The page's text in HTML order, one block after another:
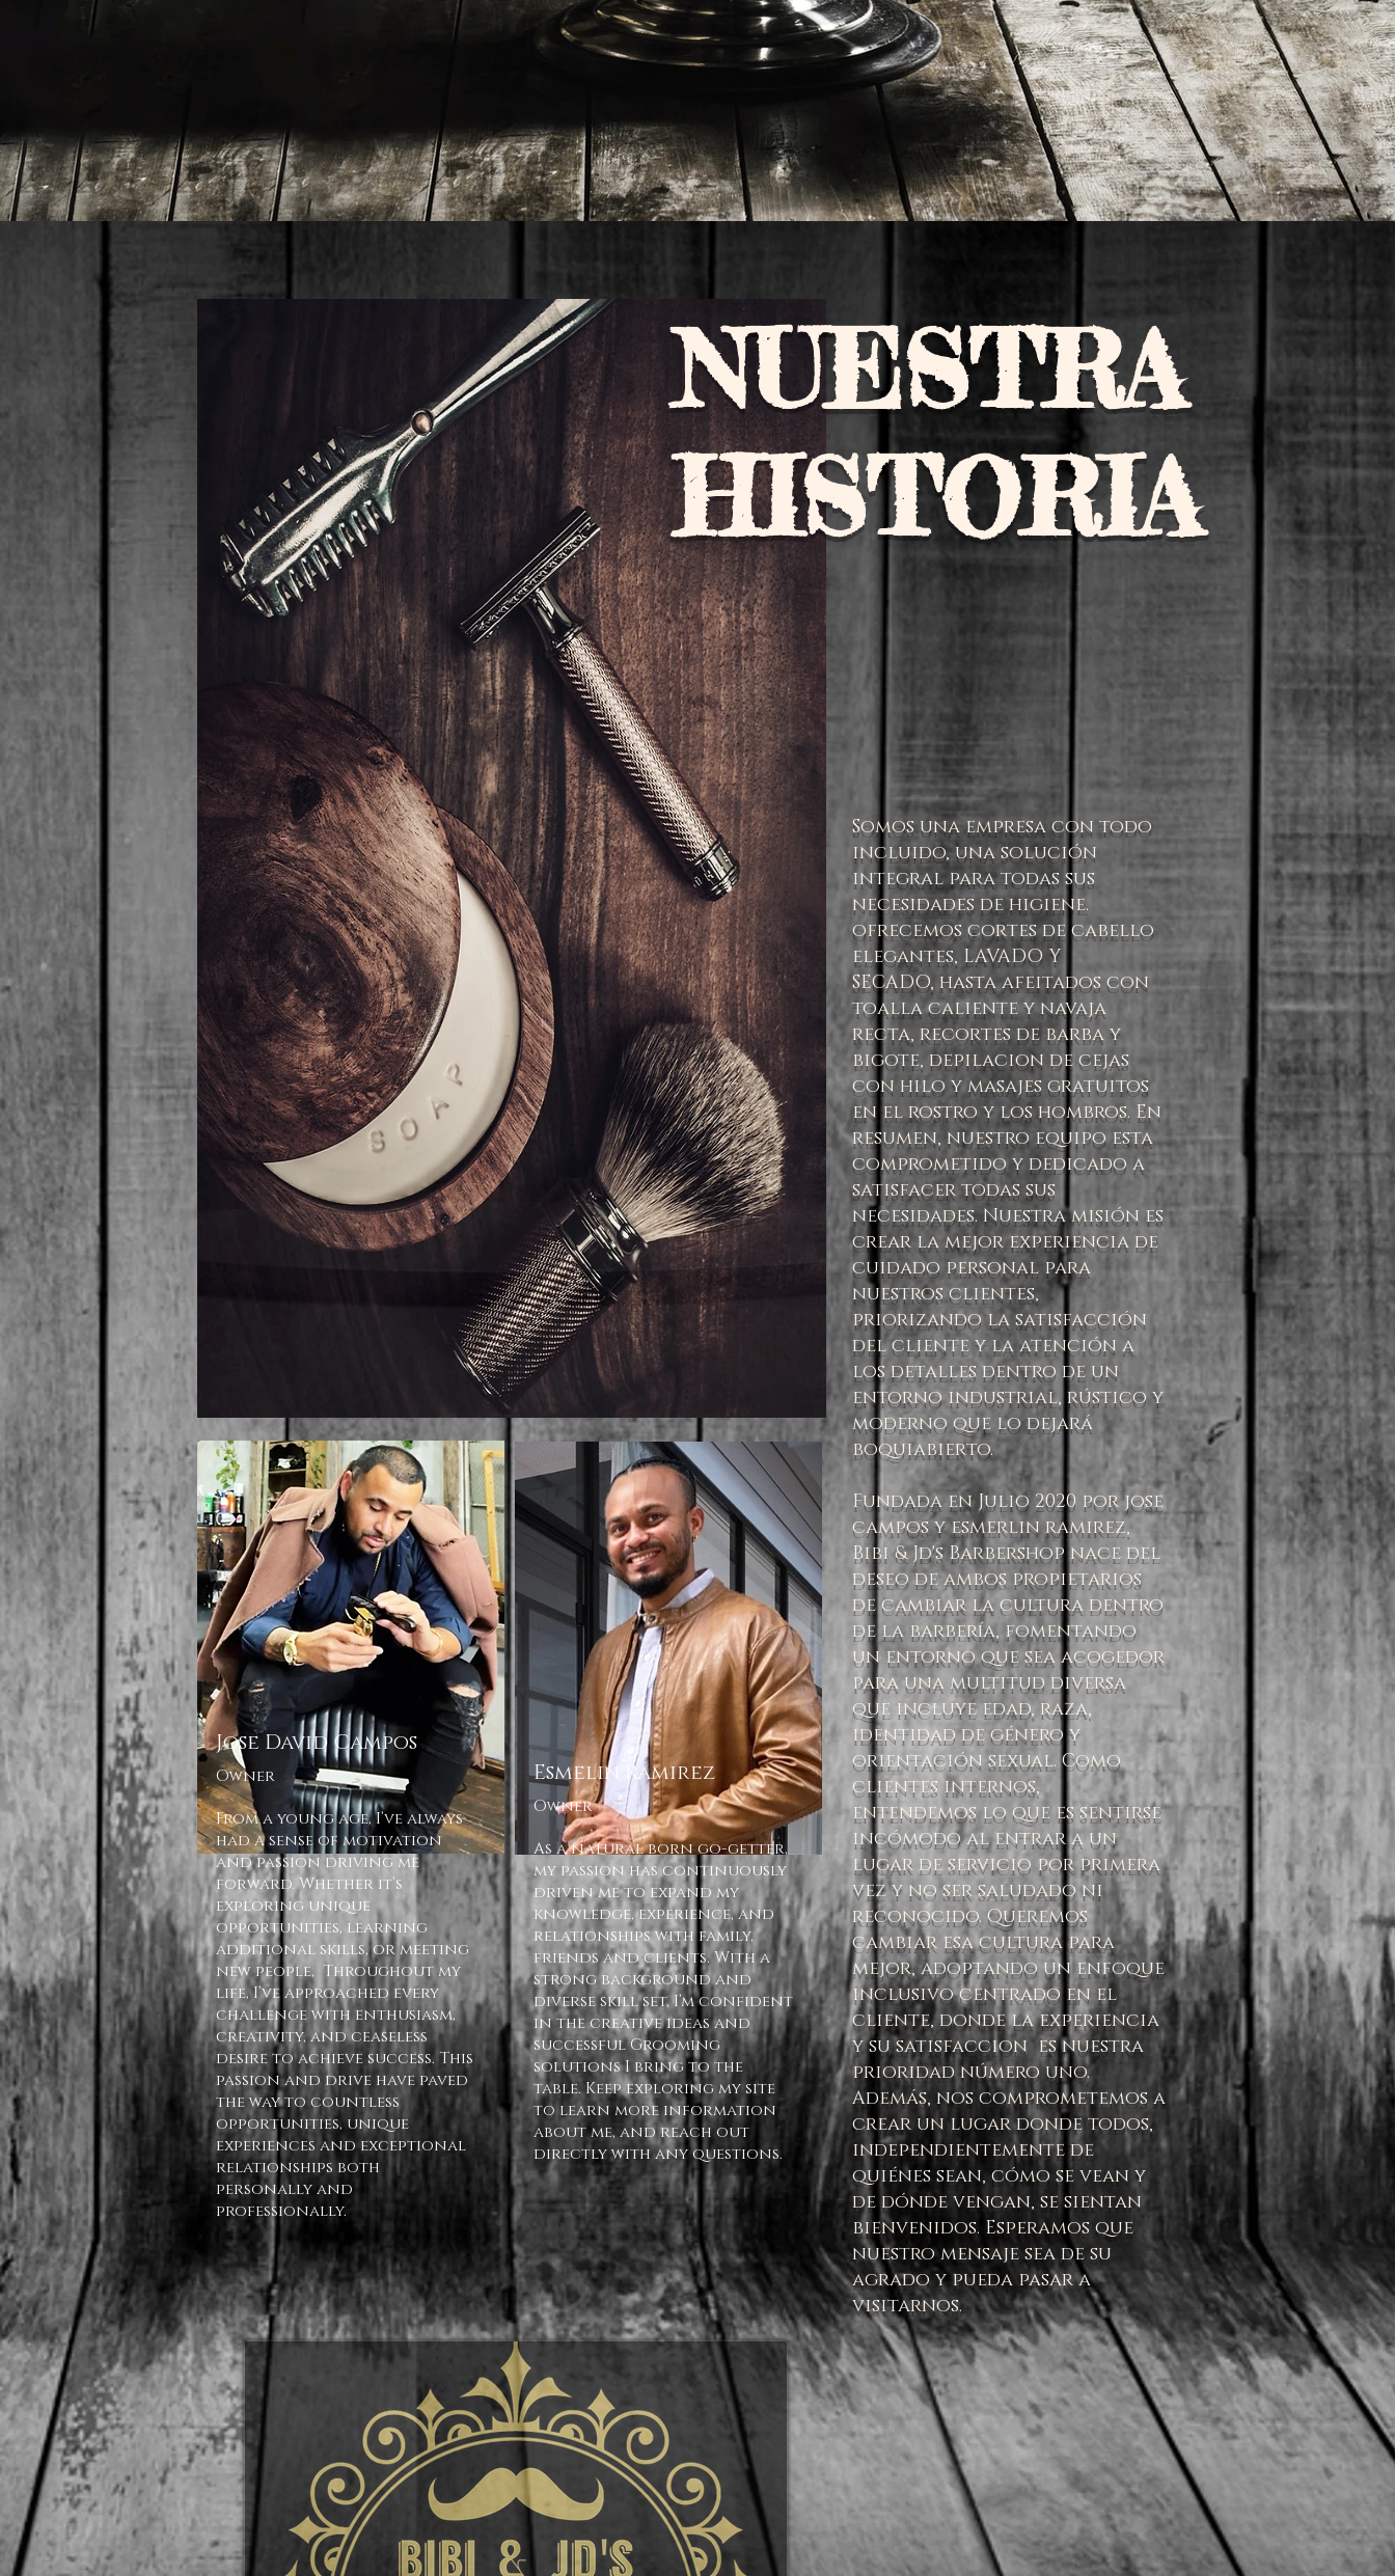
Somos una empresa con todo
incluido, una solución
integral para todas sus
necesidades de higiene.
ofrecemos cortes de cabello
elegantes, LAVADO Y
SECADO, hasta afeitados con
toalla caliente y navaja
recta, recortes de barba y
bigote, depilacion de cejas
con hilo y masajes gratuitos
en el rostro y los hombros. En
resumen, nuestro equipo esta
comprometido y dedicado a
satisfacer todas sus
necesidades. Nuestra misión es
crear la mejor experiencia de
cuidado personal para
nuestros clientes,
priorizando la satisfacción
del cliente y la atención a
los detalles dentro de un
entorno industrial, rústico y
moderno que lo dejará
boquiabierto.
Fundada en Julio 2020 por jose
campos y esmerlin ramirez,
Bibi & Jd's Barbershop nace del
deseo de ambos propietarios
de cambiar la cultura dentro
de la barbería, fomentando
un entorno que sea acogedor
para una multitud diversa
que incluye edad, raza,
identidad de género y
orientación sexual. Como
clientes internos,
entendemos lo que es sentirse
incómodo al entrar a un
lugar de servicio por primera
vez y no ser saludado ni
reconocido. Queremos
cambiar esa cultura para
mejor, adoptando un enfoque
inclusivo centrado en el
cliente, donde la experiencia
y su satisfaccion es nuestra
prioridad número uno.
Además, nos comprometemos a
crear un lugar donde todos,
independientemente de
quiénes sean, cómo se vean y
de dónde vengan, se sientan
bienvenidos. Esperamos que
nuestro mensaje sea de su
agrado y pueda pasar a
visitarnos.
NUESTRA
HISTORIA
Esmelin Ramirez
Owner
As a natural born go-getter,
my passion has continuously
driven me to expand my
knowledge, experience, and
relationships with family,
friends and clients. With a
strong background and
diverse skill set, I’m confident
in the creative ideas and
successful Grooming
solutions I bring to the
table. Keep exploring my site
to learn more information
about me, and reach out
directly with any questions.
Jose David Campos
Owner
From a young age, I’ve always
had a sense of motivation
and passion driving me
forward. Whether it’s
exploring unique
opportunities, learning
additional skills, or meeting
new people, Throughout my
life, I’ve approached every
challenge with enthusiasm,
creativity, and ceaseless
desire to achieve success. This
passion and drive have paved
the way to countless
opportunities, unique
experiences and exceptional
relationships both
personally and
professionally.